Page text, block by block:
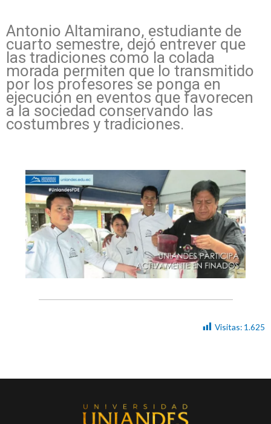
Antonio Altamirano, estudiante de
cuarto semestre, dejó entrever que
las tradiciones como la colada
morada permiten que lo transmitido
por los profesores se ponga en
ejecución en eventos que favorecen
a la sociedad conservando las
costumbres y tradiciones.
Visitas: 1.625